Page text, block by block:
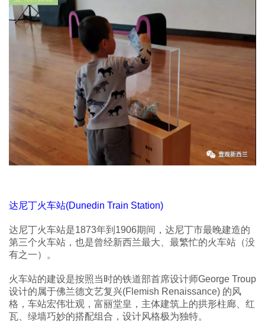
达尼丁火车站(Dunedin Train Station)
达尼丁火车站是1873年到1906期间，达尼丁市最晚建造的
第三个火车站，也是曾经新西兰最大、最繁忙的火车站（没
有之一）。
火车站的建设是按照当时的铁道部首席设计师George Troup
设计的属于佛兰德文艺复兴(Flemish Renaissance) 的风
格，车站宏伟壮观，富丽堂皇，主体建筑上的拱形柱廊、红
瓦、绿墙巧妙的搭配组合，设计风格极为独特。